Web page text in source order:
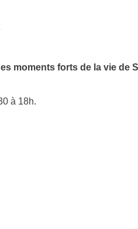
moments forts de la vie de
à 18h.